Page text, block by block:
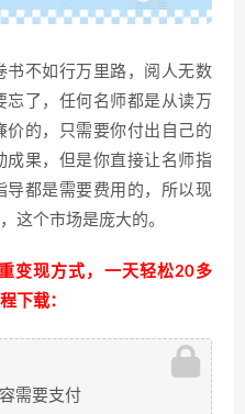
书不如行万里路，阅人无数
了，任何名师都是从读万
的，只需要你付出自己的
成果，但是你直接让名师指
导都是需要费用的，所以现
这个市场是庞大的。
变现方式，一天轻松20多
下载：
需要支付